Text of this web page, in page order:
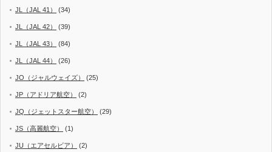
JL（JAL 41） (34)
JL（JAL 42） (39)
JL（JAL 43） (84)
JL（JAL 44） (26)
JO（ジャルウェイズ） (25)
JP（アドリア航空） (2)
JQ（ジェットスター航空） (29)
JS（高麗航空） (1)
JU（エアセルビア） (2)